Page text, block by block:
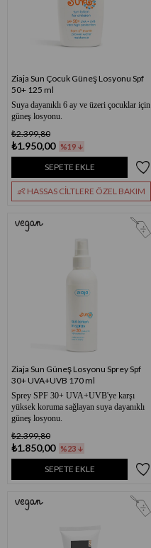
Ziaja Sun Çocuk Güneş Losyonu Spf
50+ 125 ml
Suya dayanıklı 6 ay ve üzeri çocuklar için
güneş losyonu.
₺1.950,00
₺2.399,80
%19
SEPETE EKLE
👶 HASSAS CİLTLERE ÖZEL BAKIM
Ziaja Sun Güneş Losyonu Sprey Spf
30+ UVA+UVB 170 ml
Sprey SPF 30+ UVA+UVB'ye karşı
yüksek koruma sağlayan suya dayanıklı
güneş losyonu.
₺1.850,00
₺2.399,80
%23
SEPETE EKLE